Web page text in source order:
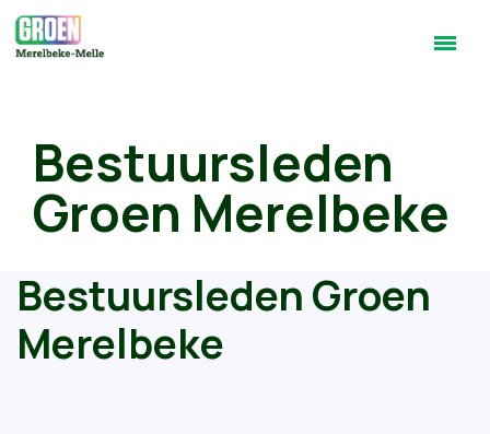
Bestuursleden
Groen Merelbeke
Bestuursleden Groen
Merelbeke